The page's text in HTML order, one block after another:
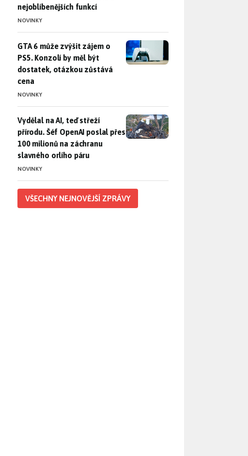
nejoblíbenějších funkcí
NOVINKY
GTA 6 může zvýšit zájem o PS5. Konzolí by měl být dostatek,
GTA 6 může zvýšit zájem o
PS5. Konzolí by měl být
dostatek, otázkou zůstává
cena
NOVINKY
Vydělal na AI, teď střeží přírodu. Šéf OpenAI poslal přes 100
Vydělal na AI, teď střeží
přírodu. Šéf OpenAI poslal přes
100 milionů na záchranu
slavného orlího páru
NOVINKY
VŠECHNY NEJNOVĚJŠÍ ZPRÁVY